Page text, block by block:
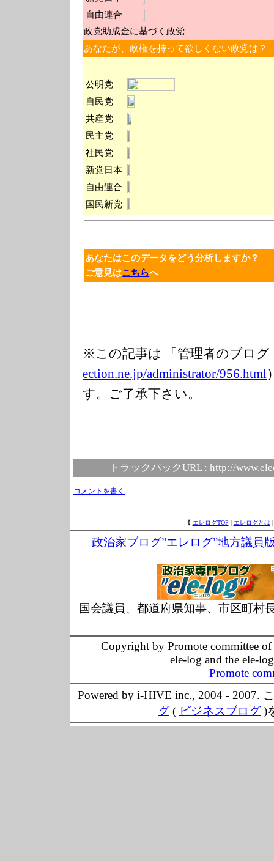
自由連合
政党助成金に基づく政党
あなたが、政権を持って欲しくない政党は？
公明党
自民党
共産党
民主党
社民党
新党日本
自由連合
国民新党
あなたはこのデータをどう分析しますか？
ご意見はこちらへ
※この記事は 「管理者のブログ
ection.ne.jp/administrator/956.html
す。ご了承下さい。
トラックバックURL : http://
コメントを書く
【 エレログTOP | エレログとは
政治家ブログ”エレログ”地方議員
国会議員、都道府県知事、市区町村
Copyright by Promote committee
ele-log and the ele-
Promote
Powered by i-HIVE inc., 2004 - 2007.
グ( ビジネスブログ)